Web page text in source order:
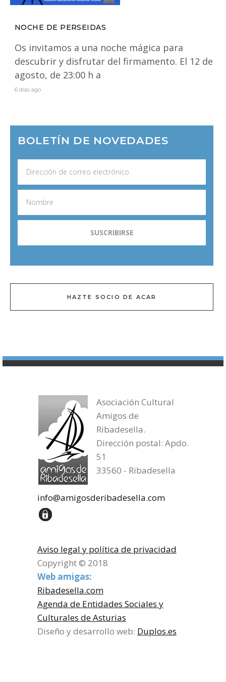
NOCHE DE PERSEIDAS
Os invitamos a una noche mágica para
descubrir y disfrutar del firmamento. El 12 de
agosto, de 23:00 h a
6 días ago
BOLETÍN DE NOVEDADES
HAZTE SOCIO DE ACAR
Asociación Cultural
Amigos de
Ribadesella.
Dirección postal: Apdo.
51
33560 - Ribadesella
info@amigosderibadesella.com
Aviso legal y política de privacidad
Copyright © 2018
Web amigas:
Ribadesella.com
Agenda de Entidades Sociales y
Culturales de Asturias
Diseño y desarrollo web: Duplos.es